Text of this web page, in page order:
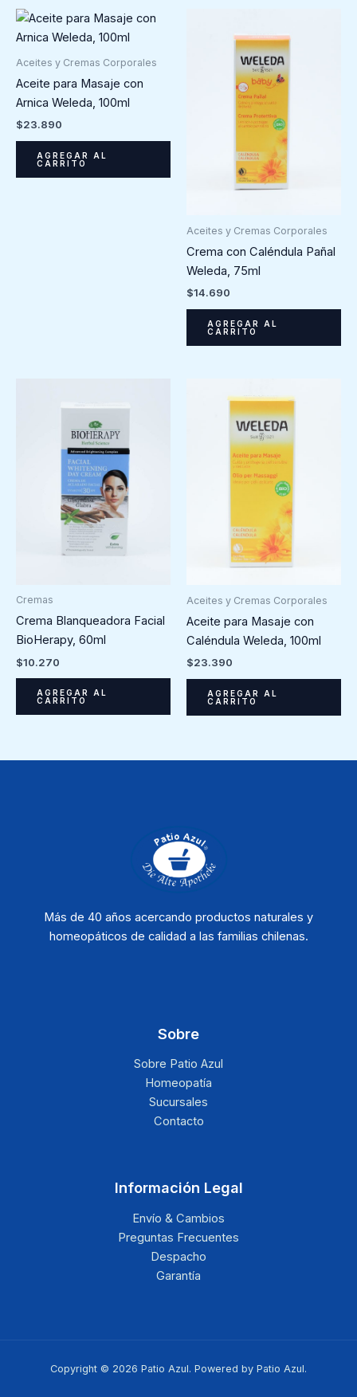
Aceites y Cremas Corporales
Aceite para Masaje con
Arnica Weleda, 100ml
$23.890
AGREGAR AL
CARRITO
Aceites y Cremas Corporales
Crema con Caléndula Pañal
Weleda, 75ml
$14.690
AGREGAR AL
CARRITO
Cremas
Crema Blanqueadora Facial
BioHerapy, 60ml
$10.270
AGREGAR AL
CARRITO
Aceites y Cremas Corporales
Aceite para Masaje con
Caléndula Weleda, 100ml
$23.390
AGREGAR AL
CARRITO
Más de 40 años acercando productos naturales y
homeopáticos de calidad a las familias chilenas.
Sobre
Sobre Patio Azul
Homeopatía
Sucursales
Contacto
Información Legal
Envío & Cambios
Preguntas Frecuentes
Despacho
Garantía
Copyright © 2026 Patio Azul. Powered by Patio Azul.